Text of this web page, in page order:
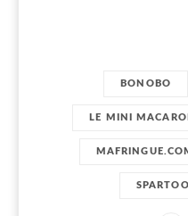
BONOBO
LE MINI
SPARTOO